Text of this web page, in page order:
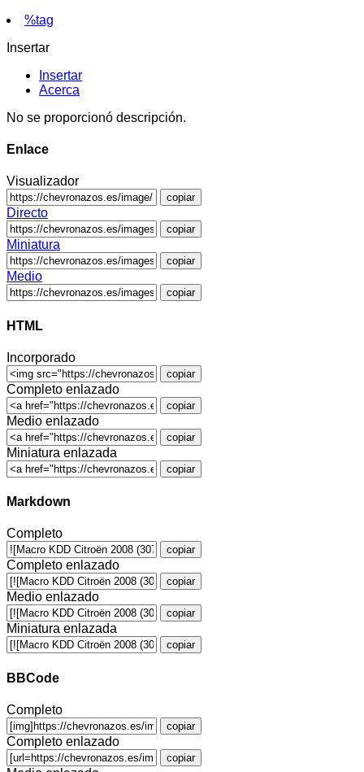
%tag
Insertar
Insertar
Acerca
No se proporcionó descripción.
Enlace
Visualizador
copiar
Directo
copiar
Miniatura
copiar
Medio
copiar
HTML
Incorporado
copiar
Completo enlazado
copiar
Medio enlazado
copiar
Miniatura enlazada
copiar
Markdown
Completo
copiar
Completo enlazado
copiar
Medio enlazado
copiar
Miniatura enlazada
copiar
BBCode
Completo
copiar
Completo enlazado
copiar